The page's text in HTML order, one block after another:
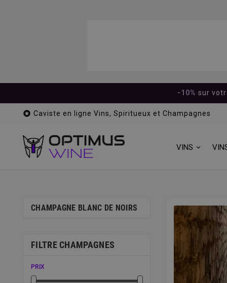
-10% sur
 Caviste en ligne Vins, Spiritueux et Champagnes
VINS
CHAMPAGNE BLANC DE NOIRS
FILTRE CHAMPAGNES
PRIX